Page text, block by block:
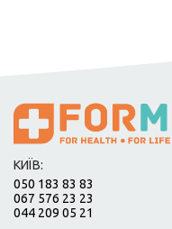
КИЇВ:
050 183 83 83
067 576 23 23
044 209 05 21